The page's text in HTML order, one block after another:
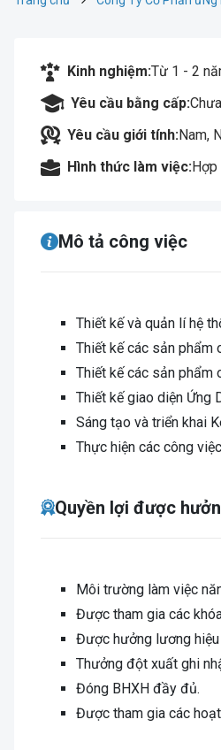
Kinh nghiệm:Từ 1 - 2
Yêu cầu bằng cấp:
Yêu cầu giới tính:Nam,
Hình thức làm việc:
Mô tả công việc
Thiết kế và quản lí hệ
Thiết kế các sản phẩm
Thiết kế các sản phẩm
Thiết kế giao diện Ứng
Sáng tạo và triển khai
Thực hiện các công
Quyền lợi được
Môi trường làm việc
Được tham gia các
Được hưởng lương
Thưởng đột xuất ghi
Đóng BHXH đầy đủ.
Được tham gia các